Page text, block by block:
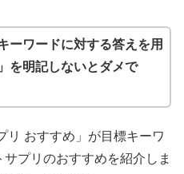
ーワードに対する答えを用
を明記しないとダメで
リ おすすめ」が目標キーワ
プリのおすすめを紹介しま